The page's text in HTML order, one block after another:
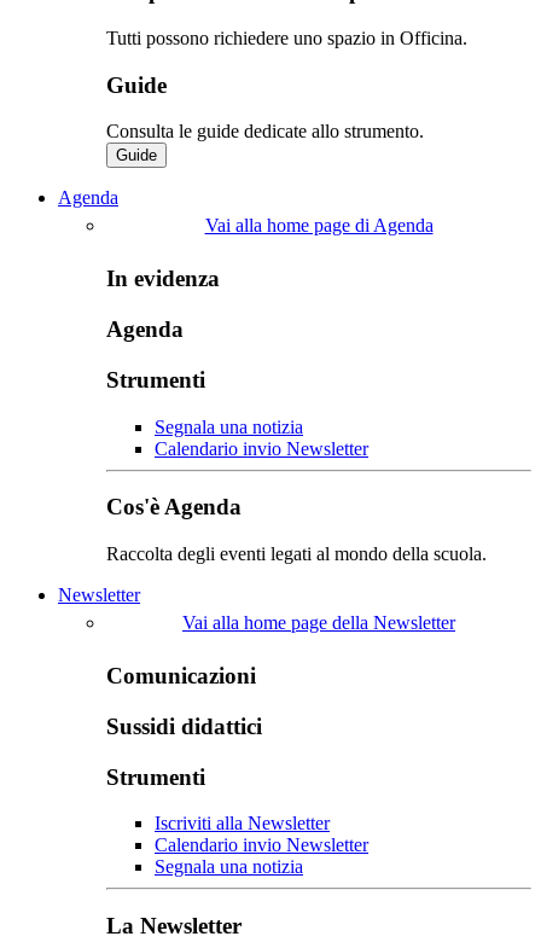
Tutti possono richiedere uno spazio in Officina.
Guide
Consulta le guide dedicate allo strumento.
Guide
Agenda
Vai alla home page di Agenda
In evidenza
Agenda
Strumenti
Segnala una notizia
Calendario invio Newsletter
Cos'è Agenda
Raccolta degli eventi legati al mondo della scuola.
Newsletter
Vai alla home page della Newsletter
Comunicazioni
Sussidi didattici
Strumenti
Iscriviti alla Newsletter
Calendario invio Newsletter
Segnala una notizia
La Newsletter